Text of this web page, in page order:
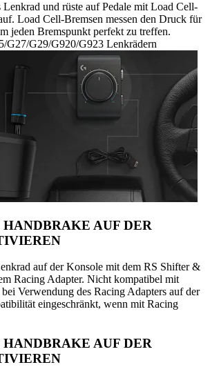
Lenkrad und rüste auf Pedale mit Load Cell-
Load Cell-Bremsen messen den Druck für
jeden Bremspunkt perfekt zu treffen.
G27/G29/G920/G923 Lenkrädern
AUF DER
auf der Konsole mit dem RS Shifter &
Racing Adapter. Nicht kompatibel mit
Verwendung des Racing Adapters auf der
eingeschränkt, wenn mit Racing
AUF DER